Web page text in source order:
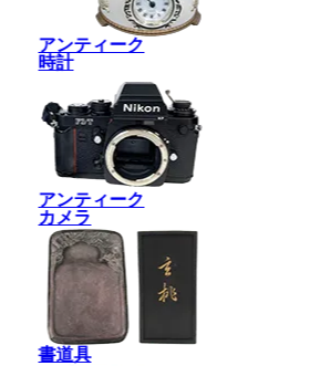
アンティーク
時計
アンティーク
カメラ
書道具